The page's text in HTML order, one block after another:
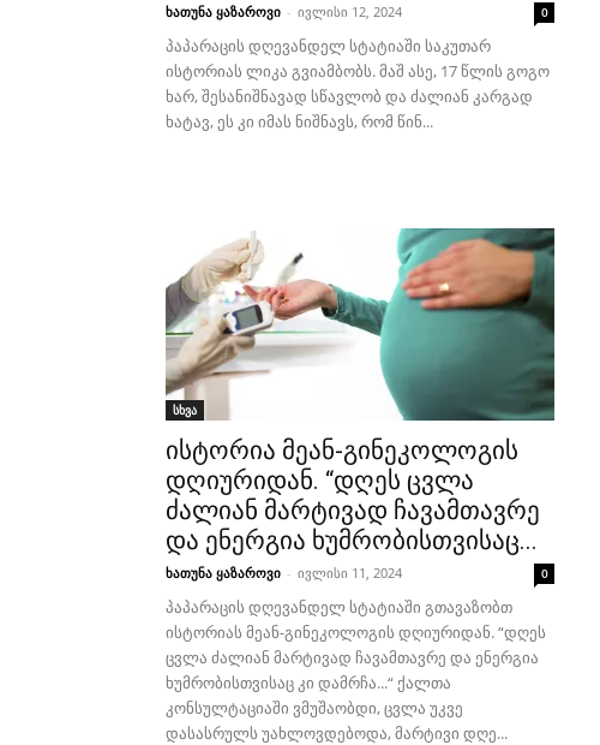
ხათუნა ყაზაროვი - ივლისი 12, 2024 0
პაპარაცის დღევანდელ სტატიაში საკუთარ
ისტორიას ლიკა გვიამბობს. მაშ ასე, 17 წლის გოგო
ხარ, შესანიშნავად სწავლობ და ძალიან კარგად
ხატავ, ეს კი იმას ნიშნავს, რომ წინ...
სხვა
ისტორია მეან-გინეკოლოგის
დღიურიდან. “დღეს ცვლა
ძალიან მარტივად ჩავამთავრე
და ენერგია ხუმრობისთვისაც...
ხათუნა ყაზაროვი - ივლისი 11, 2024 0
პაპარაცის დღევანდელ სტატიაში გთავაზობთ
ისტორიას მეან-გინეკოლოგის დღიურიდან. “დღეს
ცვლა ძალიან მარტივად ჩავამთავრე და ენერგია
ხუმრობისთვისაც კი დამრჩა...“ ქალთა
კონსულტაციაში ვმუშაობდი, ცვლა უკვე
დასასრულს უახლოვდებოდა, მარტივი დღე...